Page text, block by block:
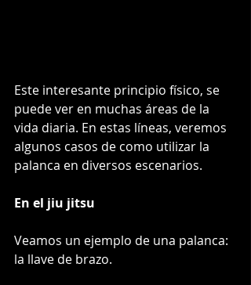
Este interesante principio físico, se
puede ver en muchas áreas de la
vida diaria. En estas líneas, veremos
algunos casos de como utilizar la
palanca en diversos escenarios.
En el jiu jitsu
Veamos un ejemplo de una palanca:
la llave de brazo.